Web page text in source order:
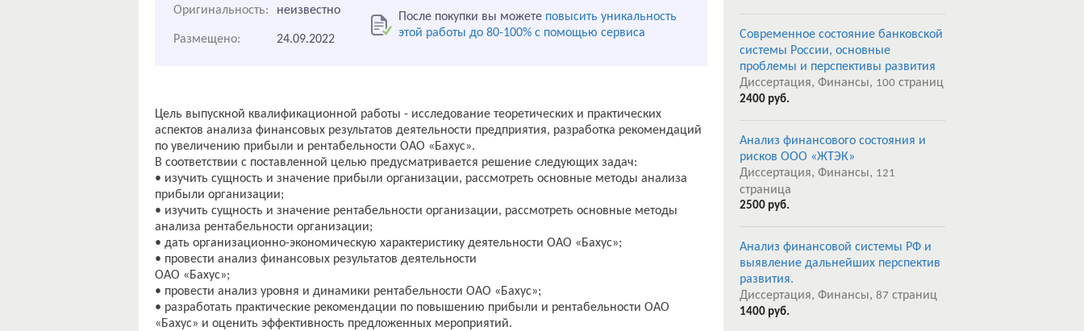
Оригинальность: неизвестно После покупки вы можете повысить уникальность
этой работы до 80-100% с помощью сервиса
Размещено: 24.09.2022
Цель выпускной квалификационной работы - исследование теоретических и практических
аспектов анализа финансовых результатов деятельности предприятия, разработка рекомендаций
по увеличению прибыли и рентабельности ОАО «Бахус».
В соответствии с поставленной целью предусматривается решение следующих задач:
• изучить сущность и значение прибыли организации, рассмотреть основные методы анализа
прибыли организации;
• изучить сущность и значение рентабельности организации, рассмотреть основные методы
анализа рентабельности организации;
• дать организационно-экономическую характеристику деятельности ОАО «Бахус»;
• провести анализ финансовых результатов деятельности
ОАО «Бахус»;
• провести анализ уровня и динамики рентабельности ОАО «Бахус»;
• разработать практические рекомендации по повышению прибыли и рентабельности ОАО
«Бахус» и оценить эффективность предложенных мероприятий.
Современное состояние банковской
системы России, основные
проблемы и перспективы развития
Диссертация, Финансы, 100 страниц
2400 руб.
Анализ финансового состояния и
рисков ООО «ЖТЭК»
Диссертация, Финансы, 121
страница
2500 руб.
Анализ финансовой системы РФ и
выявление дальнейших перспектив
развития.
Диссертация, Финансы, 87 страниц
1400 руб.